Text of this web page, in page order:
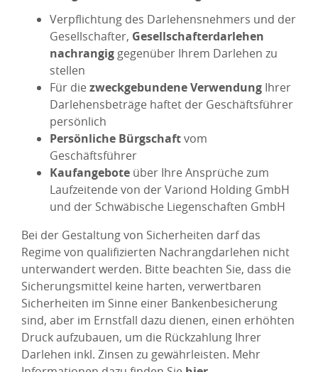
Verpflichtung des Darlehensnehmers und der
Gesellschafter, Gesellschafterdarlehen
nachrangiggegenüber Ihrem Darlehen zu
stellen
Für die zweckgebundene Verwendung Ihrer
Darlehensbeträge haftet der Geschäftsführer
persönlich
Persönliche Bürgschaftvom
Geschäftsführer
Kaufangebote über Ihre Ansprüche zum
Laufzeitende von der Variond Holding GmbH
und der Schwäbische Liegenschaften GmbH
Bei der Gestaltung von Sicherheiten darf das
Regime von qualifizierten Nachrangdarlehen nicht
unterwandert werden. Bitte beachten Sie, dass die
Sicherungsmittel keine harten, verwertbaren
Sicherheiten im Sinne einer Bankenbesicherung
sind, aber im Ernstfall dazu dienen, einen erhöhten
Druck aufzubauen, um die Rückzahlung Ihrer
Darlehen inkl. Zinsen zu gewährleisten. Mehr